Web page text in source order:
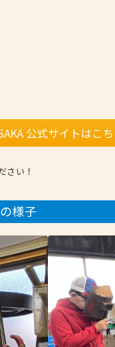
公式サイトはこ
さい！
様子